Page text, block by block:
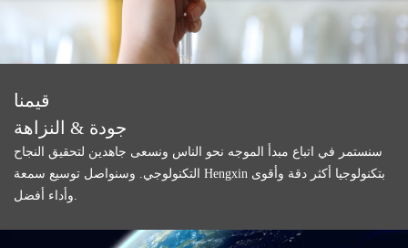
قيمنا
جودة & النزاهة
سنستمر في اتباع مبدأ الموجه نحو الناس ونسعى جاهدين لتحقيق النجاح
التكنولوجي. وسنواصل توسيع سمعة Hengxin بتكنولوجيا أكثر دقة وأقوى